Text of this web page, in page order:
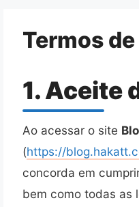
paraTermos
1. Aceite
Ao acessar o site
(https://
concorda em
bem como todas as